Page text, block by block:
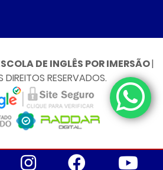
DE INGLÊS POR IMERSÃO|
RESERVADOS.